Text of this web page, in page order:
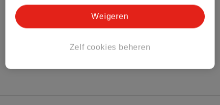
Bekijk ook
MeerEssence Alle Nagellak
Zelf cookies beheren
Weigeren